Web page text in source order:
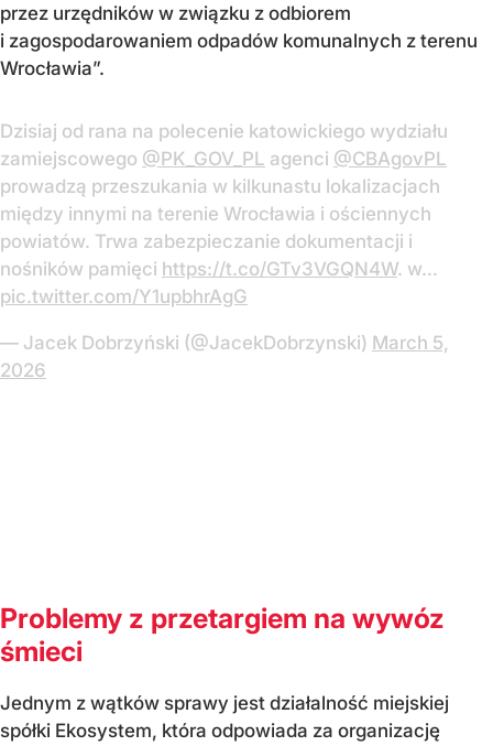
przez urzędników w związku z odbiorem
i zagospodarowaniem odpadów komunalnych z terenu
Wrocławia”.
Dzisiaj od rana na polecenie katowickiego wydziału
zamiejscowego @PK_GOV_PL agenci @CBAgovPL
prowadzą przeszukania w kilkunastu lokalizacjach
między innymi na terenie Wrocławia i ościennych
powiatów. Trwa zabezpieczanie dokumentacji i
nośników pamięci https://t.co/GTv3VGQN4W. w…
pic.twitter.com/Y1upbhrAgG
— Jacek Dobrzyński (@JacekDobrzynski) March 5,
2026
Problemy z przetargiem na wywóz
śmieci
Jednym z wątków sprawy jest działalność miejskiej
spółki Ekosystem, która odpowiada za organizację